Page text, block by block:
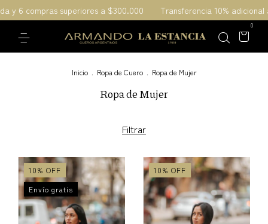
a $300.000 Transferencia 10% adicional al momento
0
Inicio Ropa de Cuero Ropa de Mujer
Ropa de Mujer
Filtrar
10% OFF
Envío gratis
10% OFF